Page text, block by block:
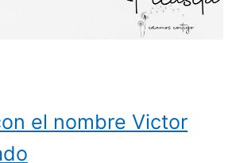
el nombre Victor